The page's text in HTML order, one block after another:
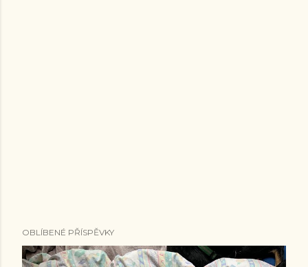
OBLÍBENÉ PŘÍSPĚVKY